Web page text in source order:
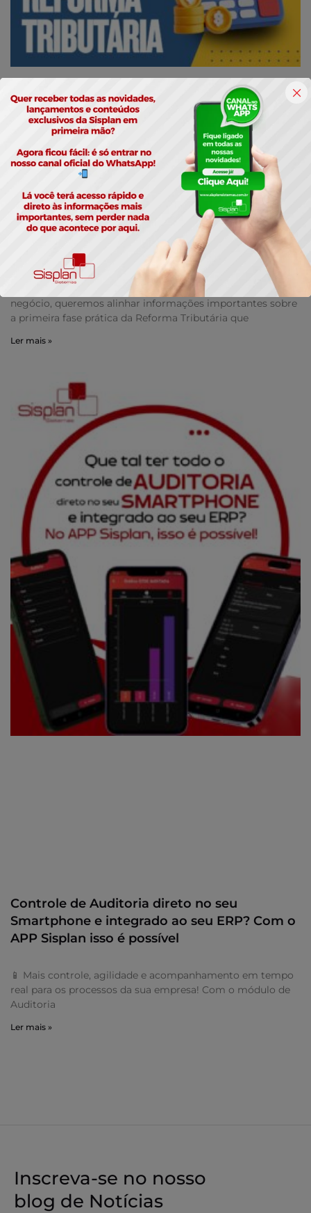
Adequação Obrigatória da Reforma
Tributária em 01/08/2026
Prezado Cliente,Como parceiro tecnológico do seu
negócio, queremos alinhar informações importantes sobre
a primeira fase prática da Reforma Tributária que
Ler mais »
Controle de Auditoria direto no seu
Smartphone e integrado ao seu ERP? Com o
APP Sisplan isso é possível
📱 Mais controle, agilidade e acompanhamento em tempo
real para os processos da sua empresa! Com o módulo de
Auditoria
Ler mais »
Inscreva-se no nosso
blog de Notícias